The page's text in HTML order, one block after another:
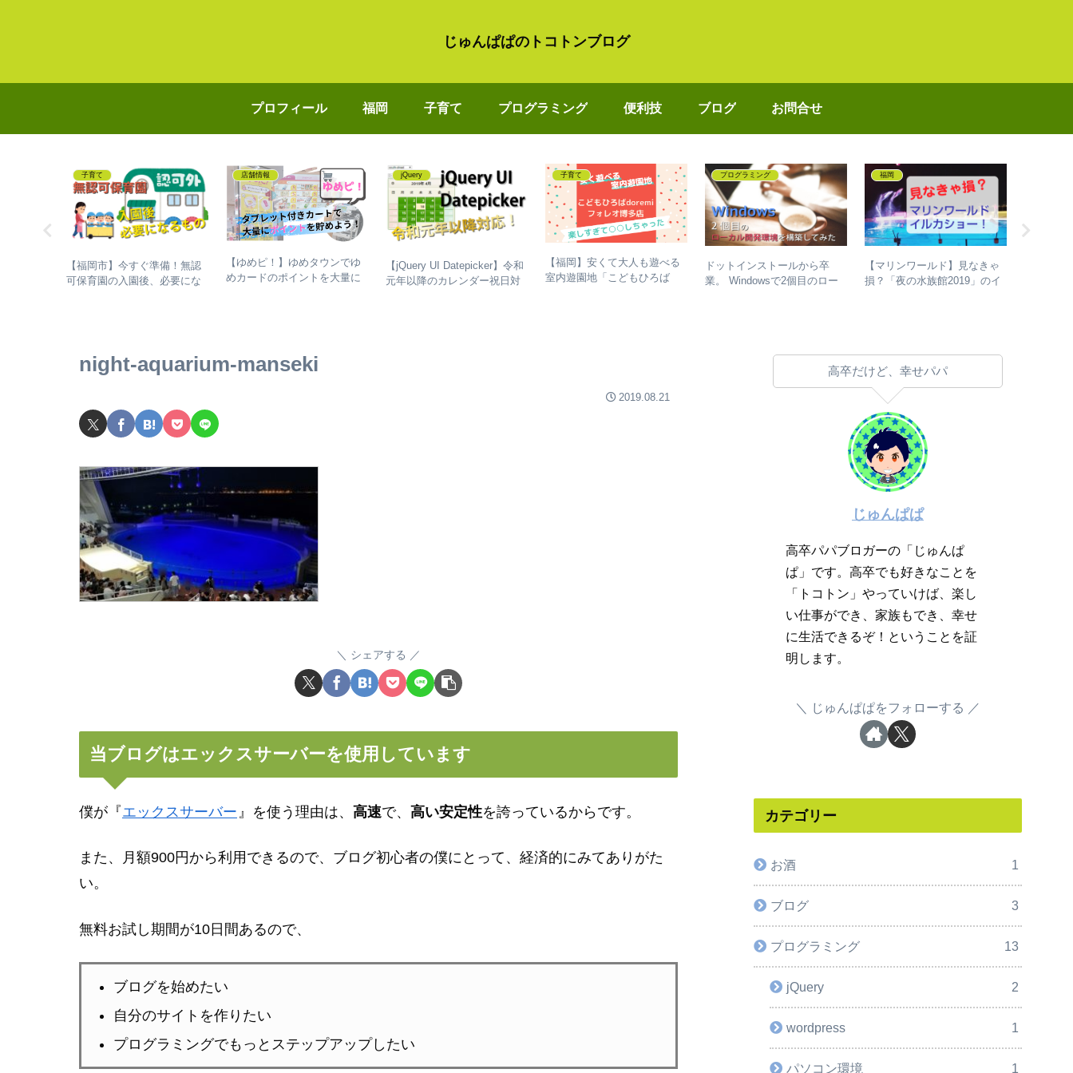
じゅんぱぱのトコトンブログ
プロフィール 福岡 子育て プログラミング 便利技 ブログ お問合せ
子育て
【福岡市】今すぐ準備！無認
可保育園の入園後、必要にな
店舗情報
【ゆめピ！】ゆめタウンでゆ
めカードのポイントを大量に
jQuery
【jQuery UI Datepicker】令和
元年以降のカレンダー祝日対
子育て
【福岡】安くて大人も遊べる
室内遊園地「こどもひろば
プログラミング
ドットインストールから卒
業。 Windowsで2個目のロー
福岡
【マリンワールド】見なきゃ
損？「夜の水族館2019」のイ
night-aquarium-manseki
2019.08.21
シェアする
当ブログはエックスサーバーを使用しています
僕が『エックスサーバー 』を使う理由は、 高速で、 高い安定性を誇っているからです。
また、月額900円から利用できるので、ブログ初心者の僕にとって、経済的にみてありがた
い。
無料お試し期間が10日間あるので、
ブログを始めたい
自分のサイトを作りたい
プログラミングでもっとステップアップしたい
高卒だけど、幸せパパ
じゅんぱぱ
高卒パパブロガーの「じゅんぱ
ぱ」です。高卒でも好きなことを
「トコトン」やっていけば、楽し
い仕事ができ、家族もでき、幸せ
に生活できるぞ！ということを証
明します。
じゅんぱぱをフォローする
カテゴリー
お酒 1
ブログ 3
プログラミング 13
jQuery 2
wordpress 1
パソコン環境 1